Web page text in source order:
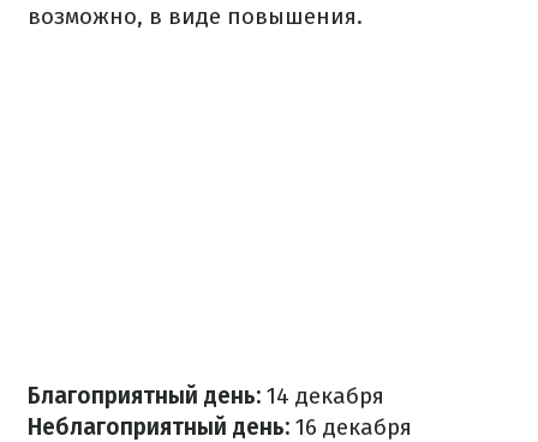
возможно, в виде повышения.
Благоприятный день: 14 декабря
Неблагоприятный день: 16 декабря